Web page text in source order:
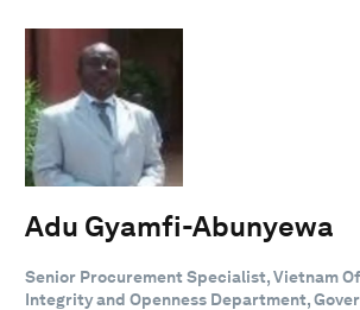
Adu Gyamfi-Abunyewa
Senior Procurement Specialist, Vietnam
Integrity and Openness Department,